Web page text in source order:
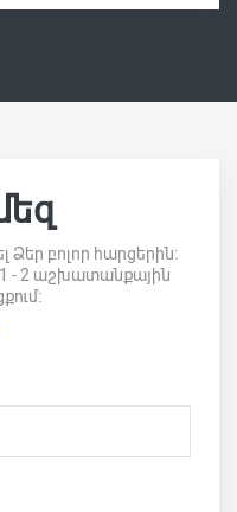
բոլոր հարցերին:
- 2 աշխատանքային